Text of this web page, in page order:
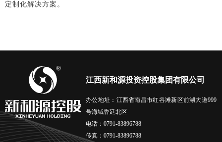
定制化解决方案。
江西新和源投资控股集团有限公司
办公地址：江西省南昌市红谷滩新区前湖大道999
号海域香廷北区
电话：0791-83896788
传真：0791-83896788